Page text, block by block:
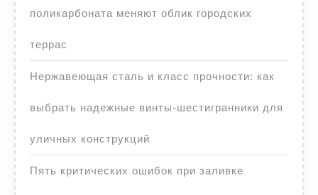
поликарбоната меняют облик городских
террас
Нержавеющая сталь и класс прочности: как
выбрать надежные винты-шестигранники для
уличных конструкций
Пять критических ошибок при заливке